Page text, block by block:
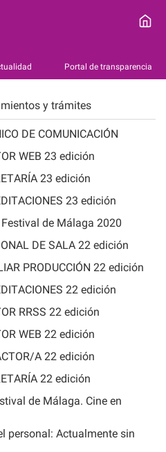
Portal de transparencia
y trámites
DE COMUNICACIÓN
WEB 23 edición
23 edición
23 edición
de Málaga 2020
DE SALA 22 edición
PRODUCCIÓN 22 edición
22 edición
RRSS 22 edición
WEB 22 edición
A 22 edición
22 edición
de Málaga. Cine en
personal: Actualmente sin